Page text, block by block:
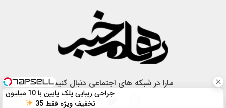
مارا در شبکه های اجتماعی دنبال کنید
جراحی زیبایی پلک پایین با 10 میلیون
تخفیف ویژه فقط 35